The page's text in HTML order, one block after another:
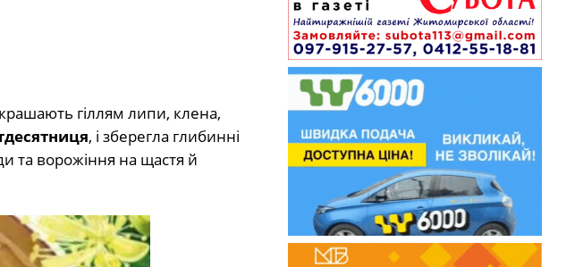
гіллям липи, клена,
, і зберегла глибинні
та ворожіння на щастя й